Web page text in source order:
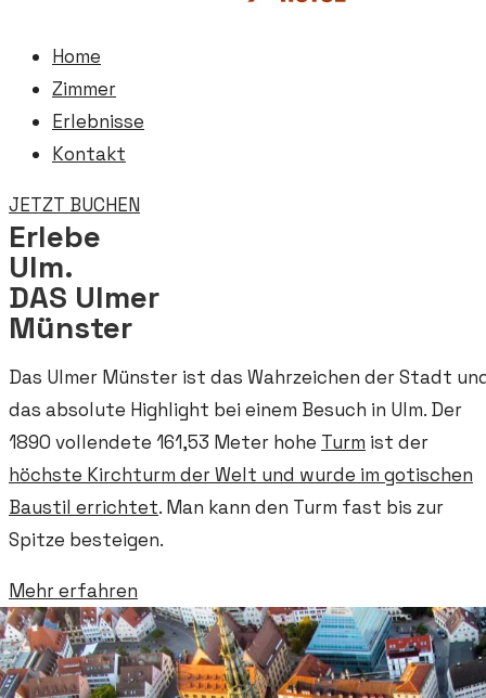
Home
Zimmer
Erlebnisse
Kontakt
JETZT BUCHEN
Erlebe
Ulm.
DAS Ulmer
Münster
Das Ulmer Münster ist das Wahrzeichen der Stadt
das absolute Highlight bei einem Besuch in Ulm. Der
1890 vollendete 161,53 Meter hohe Turm ist der
höchste Kirchturm der Welt und wurde im gotischen
Baustil errichtet. Man kann den Turm fast bis zur
Spitze besteigen.
Mehr erfahren